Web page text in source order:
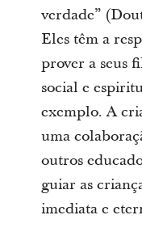
verdade”
Eles têm a
prover a seus
social e
exemplo. A
uma
outros
guiar as
imediata e